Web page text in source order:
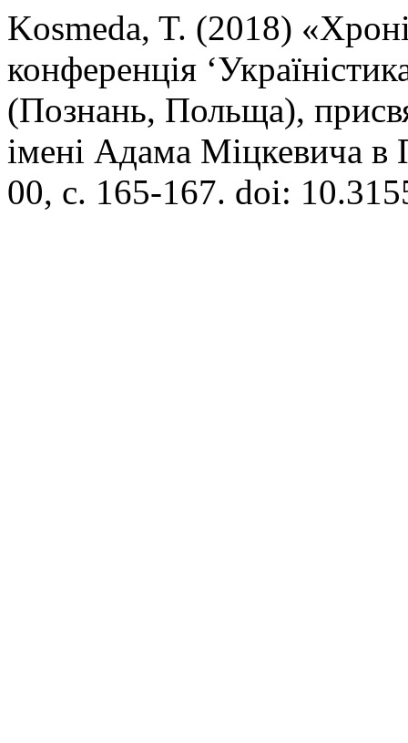
Kosmeda, T. (2018)
конференція
(Познань, Польща),
імені Адама Міцкевича в
00, с. 165-167. doi: